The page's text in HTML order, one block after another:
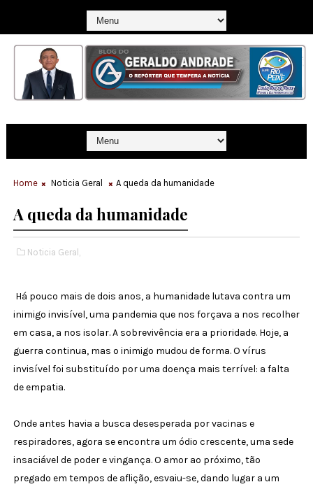
Home Noticia Geral A queda da humanidade
A queda da humanidade
Noticia Geral,
Há pouco mais de dois anos, a humanidade lutava contra um
inimigo invisível, uma pandemia que nos forçava a nos recolher
em casa, a nos isolar. A sobrevivência era a prioridade. Hoje, a
guerra continua, mas o inimigo mudou de forma. O vírus
invisível foi substituído por uma doença mais terrível: a falta
de empatia.
Onde antes havia a busca desesperada por vacinas e
respiradores, agora se encontra um ódio crescente, uma sede
insaciável de poder e vingança. O amor ao próximo, tão
pregado em tempos de aflição, esvaiu-se, dando lugar a um